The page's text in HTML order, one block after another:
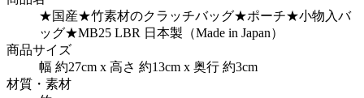
★国産★竹素材のクラッチバッグ★ポーチ★小物入バ
ッグ★MB25 LBR 日本製（Made in Japan）
商品サイズ
幅 約27cm x 高さ 約13cm x 奥行 約3cm
材質・素材